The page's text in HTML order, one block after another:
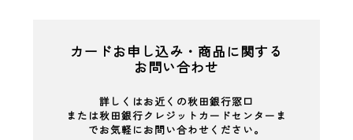
カードお申し込み・商品に関する
お問い合わせ
詳しくはお近くの秋田銀行窓口
または秋田銀行クレジットカードセンターま
でお気軽にお問い合わせください。